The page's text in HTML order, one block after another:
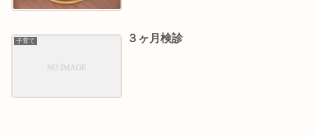
子育て ３ヶ月検診